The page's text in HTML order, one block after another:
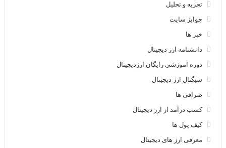
تجزیه و تحلیل
جوایز سایت
خبر ها
دانشنامه ارز دیجیتال
دوره آموزشی رایگان ارزدیجیتال
سیگنال ارز دیجیتال
صرافی ها
کسب درآمد از ارز دیجیتال
کیف پول ها
معرفی ارز های دیجیتال